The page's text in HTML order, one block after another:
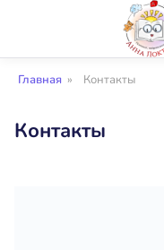
Главная » Контакты
Контакты